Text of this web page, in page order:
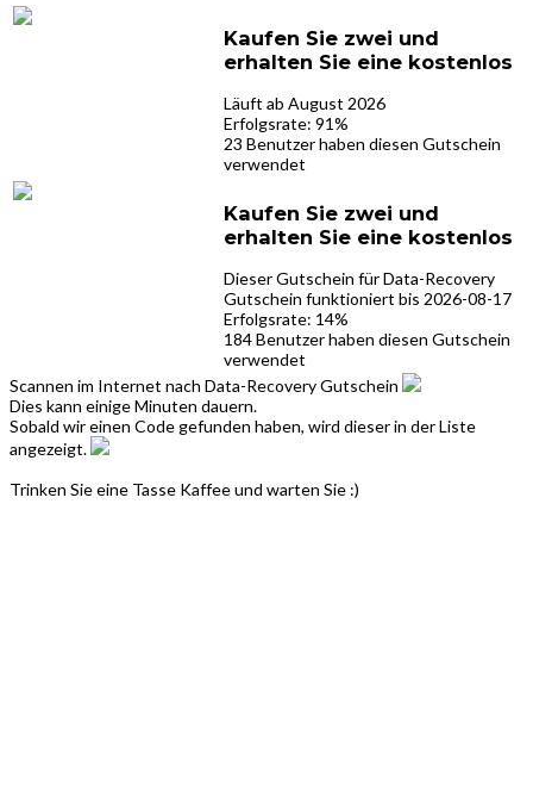
Kaufen Sie zwei und
erhalten Sie eine kostenlos
Läuft ab August 2026
Erfolgsrate: 91%
23 Benutzer haben diesen Gutschein
verwendet
Kaufen Sie zwei und
erhalten Sie eine kostenlos
Dieser Gutschein für Data-Recovery
Gutschein funktioniert bis 2026-08-17
Erfolgsrate: 14%
184 Benutzer haben diesen Gutschein
verwendet
Scannen im Internet nach Data-Recovery Gutschein
Dies kann einige Minuten dauern.
Sobald wir einen Code gefunden haben, wird dieser in der Liste
angezeigt.
Trinken Sie eine Tasse Kaffee und warten Sie :)